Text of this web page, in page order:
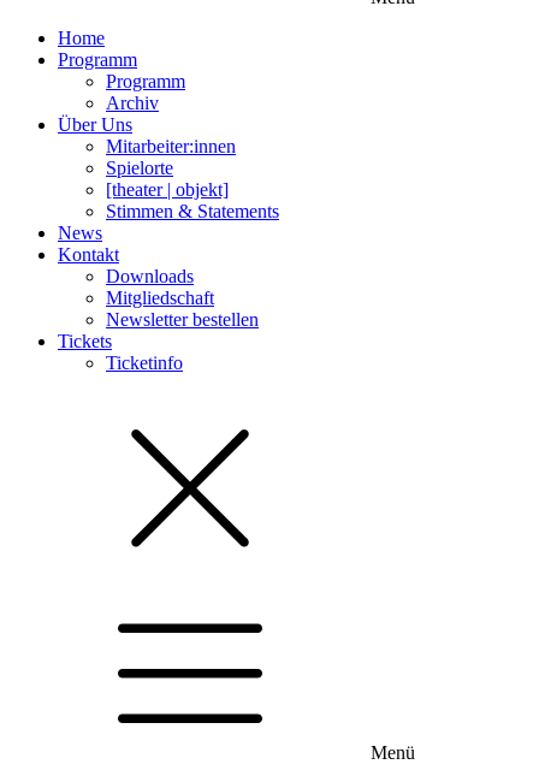
Home
Programm
Programm
Archiv
Über Uns
Mitarbeiter:innen
Spielorte
[theater | objekt]
Stimmen & Statements
News
Kontakt
Downloads
Mitgliedschaft
Newsletter bestellen
Tickets
Ticketinfo
Menü